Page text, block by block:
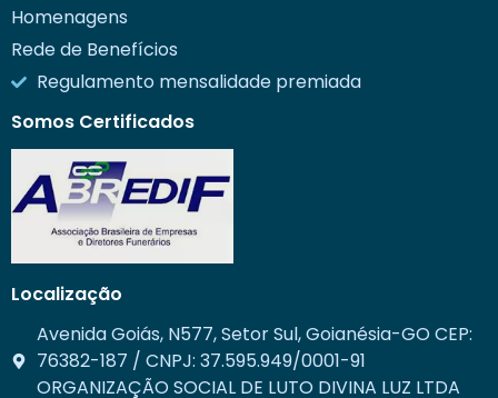
Homenagens
Rede de Benefícios
Regulamento mensalidade premiada
Somos Certificados
Localização
Avenida Goiás, N577, Setor Sul, Goianésia-GO CEP:
76382-187 / CNPJ: 37.595.949/0001-91
ORGANIZAÇÃO SOCIAL DE LUTO DIVINA LUZ LTDA